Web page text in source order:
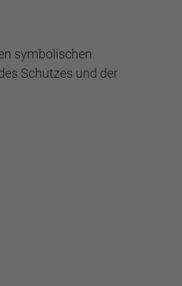
symbolischen
Schutzes und der